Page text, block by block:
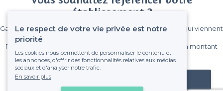
établissement ?
Gagnez de nombreux clients parmi le million de visiteurs qui viennent
Pas de commissions et sans engagement, vous payez un montant
fixe sans risque de voir déraper la facture.
Référencer mon établissement
Le respect de votre vie privée est notre
priorité
Les cookies nous permettent de personnaliser le contenu et
les annonces, d'offrir des fonctionnalités relatives aux médias
sociaux et d'analyser notre trafic.
En savoir plus